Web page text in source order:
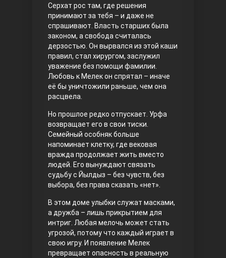
Правосyдие
Любовь напрокат
Воскресший Эртугрул
Серхат рос там, где решения
принимают за тебя – и даже не
спрашивают. Власть старших была
законом, а свобода считалась
дерзостью. Он вырвался из этой каши
правил, стал хирургом, заслужил
уважение без помощи фамилии.
Любовь к Мелек он спрятал – иначе
её бы уничтожили раньше, чем она
расцвела.
Но прошлое редко отпускает. Урфа
возвращает его в свои тиски.
Семейный особняк больше
напоминает клетку, где вековая
вражда продолжает жить вместо
людей. Его вынуждают связать
судьбу с Йылдыз – без чувств, без
выбора, без права сказать «нет».
В этом доме улыбки служат масками,
а дружба – лишь прикрытием для
интриг. Любая мелочь может стать
угрозой, потому что каждый играет в
свою игру. И появление Мелек
превращает опасность в реальную